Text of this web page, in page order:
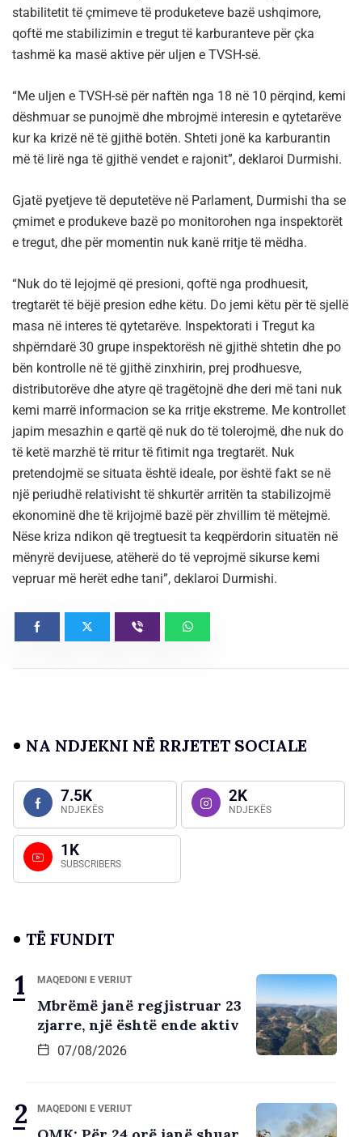
stabilitetit të çmimeve të produketeve bazë ushqimore,
qoftë me stabilizimin e tregut të karburanteve për çka
tashmë ka masë aktive për uljen e TVSH-së.
“Me uljen e TVSH-së për naftën nga 18 në 10 përqind, kemi
dëshmuar se punojmë dhe mbrojmë interesin e qytetarëve
kur ka krizë në të gjithë botën. Shteti jonë ka karburantin
më të lirë nga të gjithë vendet e rajonit”, deklaroi Durmishi.
Gjatë pyetjeve të deputetëve në Parlament, Durmishi tha se
çmimet e produkeve bazë po monitorohen nga inspektorët
e tregut, dhe për momentin nuk kanë rritje të mëdha.
“Nuk do të lejojmë që presioni, qoftë nga prodhuesit,
tregtarët të bëjë presion edhe këtu. Do jemi këtu për të sjellë
masa në interes të qytetarëve. Inspektorati i Tregut ka
shpërndarë 30 grupe inspektorësh në gjithë shtetin dhe po
bën kontrolle në të gjithë zinxhirin, prej prodhuesve,
distributorëve dhe atyre që tragëtojnë dhe deri më tani nuk
kemi marrë informacion se ka rritje ekstreme. Me kontrollet
japim mesazhin e qartë që nuk do të tolerojmë, dhe nuk do
të ketë marzhë të rritur të fitimit nga tregtarët. Nuk
pretendojmë se situata është ideale, por është fakt se në
një periudhë relativisht të shkurtër arritën ta stabilizojmë
ekonominë dhe të krijojmë bazë për zhvillim të mëtejmë.
Nëse kriza ndikon që tregtuesit ta keqpërdorin situatën në
mënyrë devijuese, atëherë do të veprojmë sikurse kemi
vepruar më herët edhe tani”, deklaroi Durmishi.
NA NDJEKNI NË RRJETET SOCIALE
7.5K
NDJEKËS
2K
NDJEKËS
1K
SUBSCRIBERS
TË FUNDIT
MAQEDONI E VERIUT
Mbrëmë janë regjistruar 23
zjarre, një është ende aktiv
07/08/2026
MAQEDONI E VERIUT